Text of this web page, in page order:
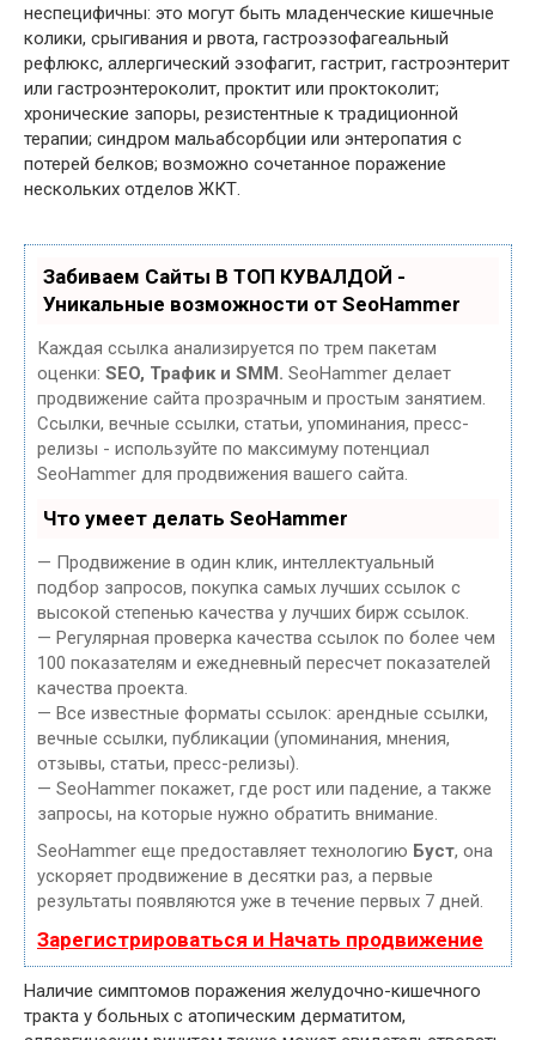
неспецифичны: это могут быть младенческие кишечные
колики, срыгивания и рвота, гастроэзофагеальный
рефлюкс, аллергический эзофагит, гастрит, гастроэнтерит
или гастроэнтероколит, проктит или проктоколит;
хронические запоры, резистентные к традиционной
терапии; синдром мальабсорбции или энтеропатия с
потерей белков; возможно сочетанное поражение
нескольких отделов ЖКТ.
Забиваем Сайты В ТОП КУВАЛДОЙ -
Уникальные возможности от SeoHammer
Каждая ссылка анализируется по трем пакетам
оценки: SEO, Трафик и SMM. SeoHammer делает
продвижение сайта прозрачным и простым занятием.
Ссылки, вечные ссылки, статьи, упоминания, пресс-
релизы - используйте по максимуму потенциал
SeoHammer для продвижения вашего сайта.
Что умеет делать SeoHammer
— Продвижение в один клик, интеллектуальный
подбор запросов, покупка самых лучших ссылок с
высокой степенью качества у лучших бирж ссылок.
— Регулярная проверка качества ссылок по более чем
100 показателям и ежедневный пересчет показателей
качества проекта.
— Все известные форматы ссылок: арендные ссылки,
вечные ссылки, публикации (упоминания, мнения,
отзывы, статьи, пресс-релизы).
— SeoHammer покажет, где рост или падение, а также
запросы, на которые нужно обратить внимание.
SeoHammer еще предоставляет технологию Буст, она
ускоряет продвижение в десятки раз, а первые
результаты появляются уже в течение первых 7 дней.
Зарегистрироваться и Начать продвижение
Наличие симптомов поражения желудочно-кишечного
тракта у больных с атопическим дерматитом,